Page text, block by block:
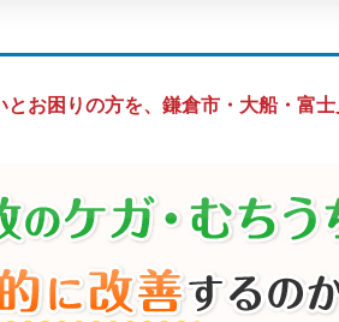
お困りの方を、鎌倉市・大船・富